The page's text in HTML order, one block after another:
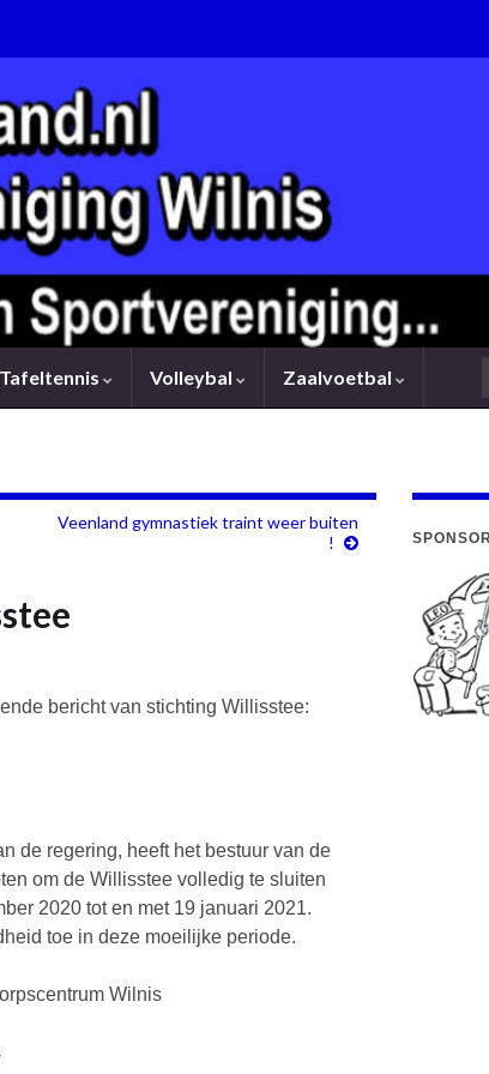
Tafeltennis Volleybal Zaalvoetbal
Veenland gymnastiek traint weer buiten
!
bericht van stichting Willisstee:
de regering, heeft het bestuur van de
om de Willisstee volledig te sluiten
2020 tot en met 19 januari 2021.
toe in deze moeilijke periode.
Wilnis